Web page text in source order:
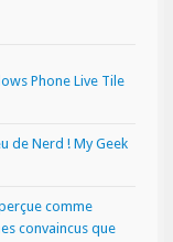
Live Tile
My Geek